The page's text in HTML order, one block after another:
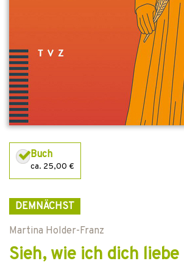
Buch
ca. 25,00 €
DEMNÄCHST
Martina Holder-Franz
Sieh, wie ich dich liebe